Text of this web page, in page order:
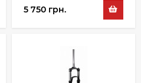
5 750 грн.